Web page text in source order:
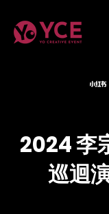
2024 李
巡迴